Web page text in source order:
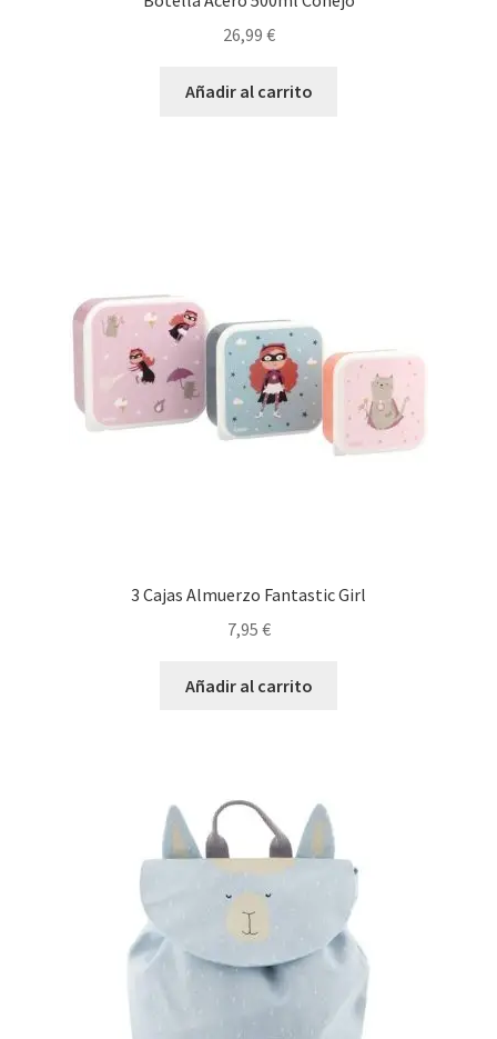
26,99 €
Añadir al carrito
3 Cajas Almuerzo Fantastic Girl
7,95 €
Añadir al carrito